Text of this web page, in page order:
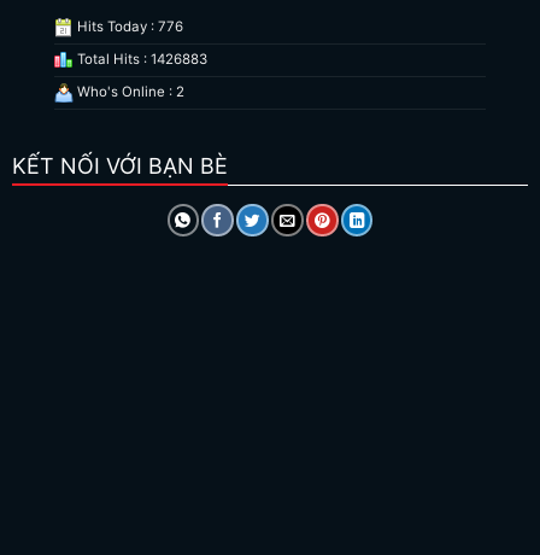
Hits Today : 776
Total Hits : 1426883
Who's Online : 2
KẾT NỐI VỚI BẠN BÈ